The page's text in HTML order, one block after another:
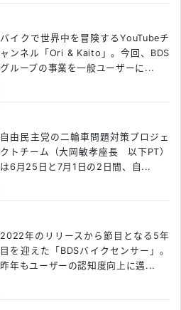
バイクで世界中を冒険するYouTubeチ
ャンネル「Ori & Kaito」。今回、BDS
グループの事業を一般ユーザーに...
自由民主党の二輪車問題対策プロジェ
クトチーム（大岡敏孝座長 以下PT）
は6月25日と7月1日の2日間、自...
2022年のリリースから節目となる5年
目を迎えた「BDSバイクセンサー」。
昨年もユーザーの認知度向上に邁...